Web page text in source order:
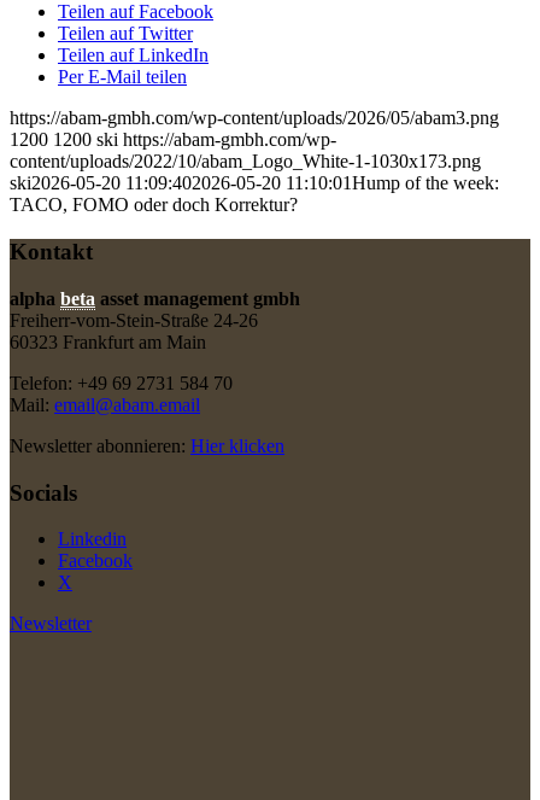
Teilen auf Facebook
Teilen auf Twitter
Teilen auf LinkedIn
Per E-Mail teilen
https://abam-gmbh.com/wp-content/uploads/2026/05/abam3.png
1200 1200 ski https://abam-gmbh.com/wp-
content/uploads/2022/10/abam_Logo_White-1-1030x173.png
ski2026-05-20 11:09:402026-05-20 11:10:01Hump of the week:
TACO, FOMO oder doch Korrektur?
Kontakt
alpha beta asset management gmbh
Freiherr-vom-Stein-Straße 24-26
60323 Frankfurt am Main
Telefon: +49 69 2731 584 70
Mail: email@abam.email
Newsletter abonnieren: Hier klicken
Socials
Linkedin
Facebook
X
Newsletter